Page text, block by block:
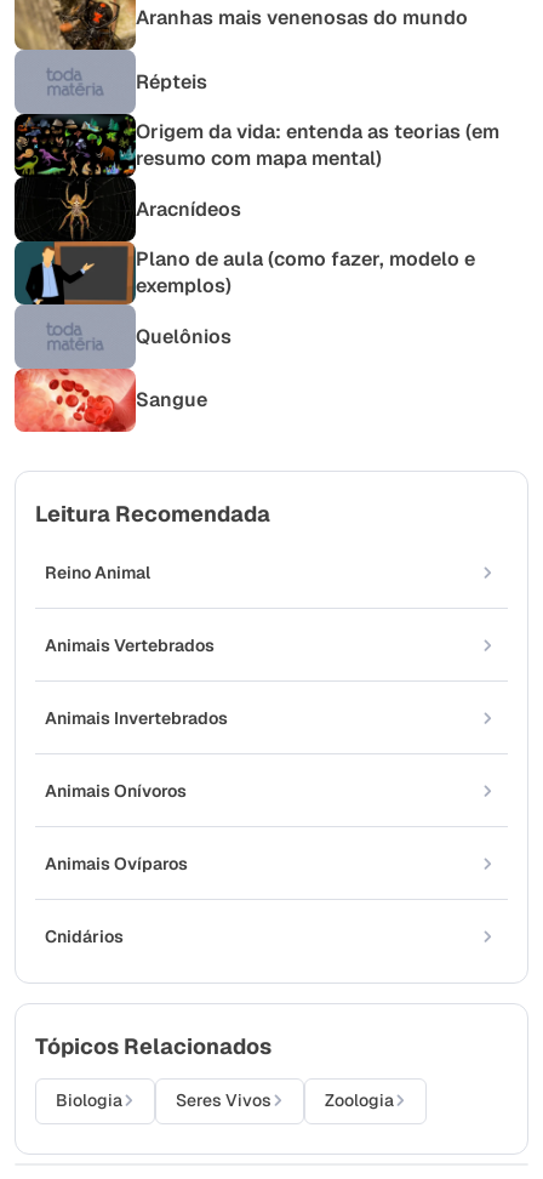
Aranhas mais venenosas do mundo
Répteis
Origem da vida: entenda as teorias (em
resumo com mapa mental)
Aracnídeos
Plano de aula (como fazer, modelo e
exemplos)
Quelônios
Sangue
Leitura Recomendada
Reino Animal
Animais Vertebrados
Animais Invertebrados
Animais Onívoros
Animais Ovíparos
Cnidários
Tópicos Relacionados
Biologia Seres Vivos Zoologia